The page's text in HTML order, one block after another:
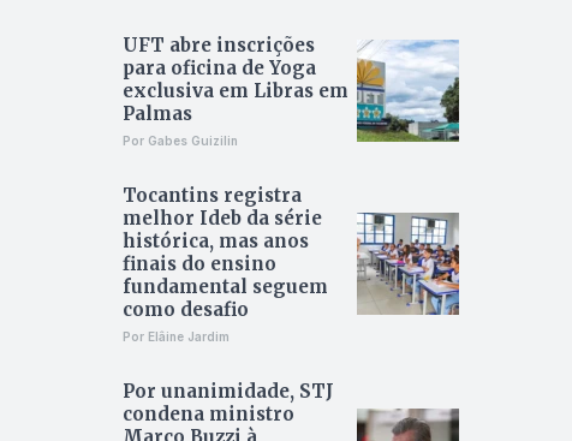
UFT abre inscrições
para oficina de Yoga
exclusiva em Libras em
Palmas
Por Gabes Guizilin
Tocantins registra
melhor Ideb da série
histórica, mas anos
finais do ensino
fundamental seguem
como desafio
Por Elâine Jardim
Por unanimidade, STJ
condena ministro